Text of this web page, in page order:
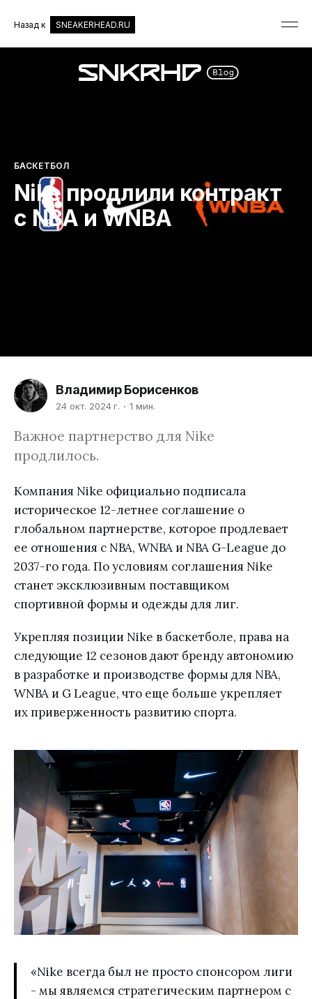
Назад к SNEAKERHEAD.RU
БАСКЕТБОЛ
Nike продлили контракт
с NBA и WNBA
Владимир Борисенков
24 окт. 2024 г. 1 мин.
Важное партнерство для Nike
продлилось.
Компания Nike официально подписала
историческое 12-летнее соглашение о
глобальном партнерстве, которое продлевает
ее отношения с NBA, WNBA и NBA G-League до
2037-го года. По условиям соглашения Nike
станет эксклюзивным поставщиком
спортивной формы и одежды для лиг.
Укрепляя позиции Nike в баскетболе, права на
следующие 12 сезонов дают бренду автономию
в разработке и производстве формы для NBA,
WNBA и G League, что еще больше укрепляет
их приверженность развитию спорта.
«Nike всегда был не просто спонсором лиги
- мы являемся стратегическим партнером с